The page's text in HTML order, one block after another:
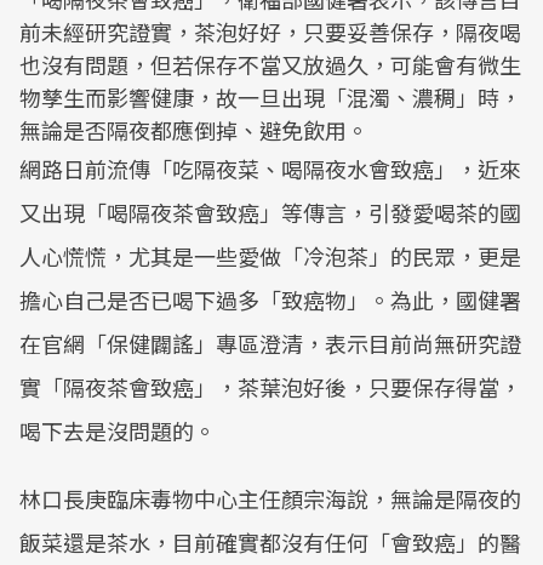
前未經研究證實，茶泡好好，只要妥善保存，隔夜喝
也沒有問題，但若保存不當又放過久，可能會有微生
物孳生而影響健康，故一旦出現「混濁、濃稠」時，
無論是否隔夜都應倒掉、避免飲用。
網路日前流傳「吃隔夜菜、喝隔夜水會致癌」，近來
又出現「喝隔夜茶會致癌」等傳言，引發愛喝茶的國
人心慌慌，尤其是一些愛做「冷泡茶」的民眾，更是
擔心自己是否已喝下過多「致癌物」。為此，國健署
在官網「保健闢謠」專區澄清，表示目前尚無研究證
實「隔夜茶會致癌」，茶葉泡好後，只要保存得當，
喝下去是沒問題的。
林口長庚臨床毒物中心主任顏宗海說，無論是隔夜的
飯菜還是茶水，目前確實都沒有任何「會致癌」的醫